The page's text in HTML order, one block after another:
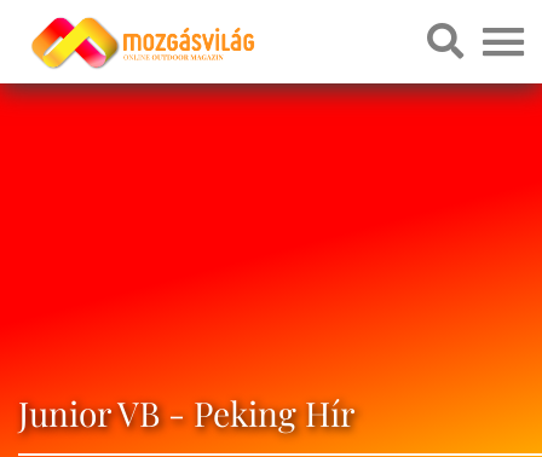
Junior VB - Peking Hír